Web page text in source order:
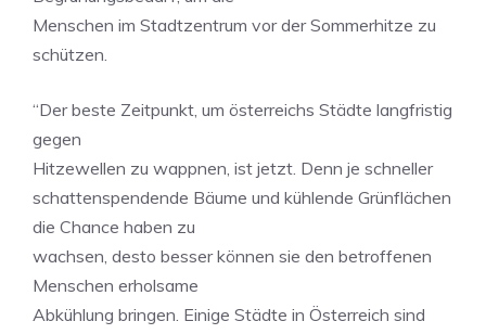
Menschen im Stadtzentrum vor der Sommerhitze zu
schützen.
“Der beste Zeitpunkt, um österreichs Städte langfristig
gegen
Hitzewellen zu wappnen, ist jetzt. Denn je schneller
schattenspendende Bäume und kühlende Grünflächen
die Chance haben zu
wachsen, desto besser können sie den betroffenen
Menschen erholsame
Abkühlung bringen. Einige Städte in Österreich sind